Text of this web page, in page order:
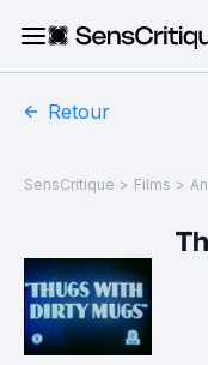
Retour
SensCritique > Films >